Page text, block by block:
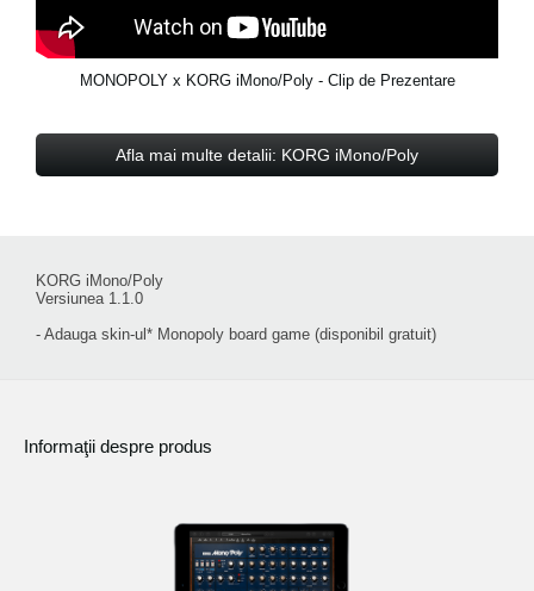
MONOPOLY x KORG iMono/Poly - Clip de Prezentare
Afla mai multe detalii: KORG iMono/Poly
KORG iMono/Poly
Versiunea 1.1.0
- Adauga skin-ul* Monopoly board game (disponibil gratuit)
Informaţii despre produs